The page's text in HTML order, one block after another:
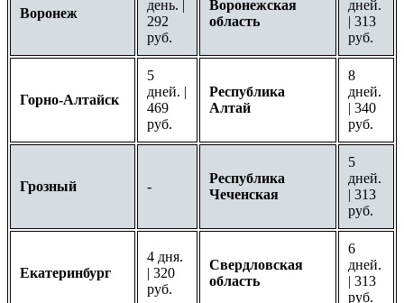
Воронеж
день. |
292
руб.
Воронежская
область
дней.
| 313
руб.
Горно-Алтайск
5
дней. |
469
руб.
Республика
Алтай
8
дней.
| 340
руб.
Грозный -
Республика
Чеченская
5
дней.
| 313
руб.
Екатеринбург
4 дня.
| 320
руб.
Свердловская
область
6
дней.
| 313
руб.